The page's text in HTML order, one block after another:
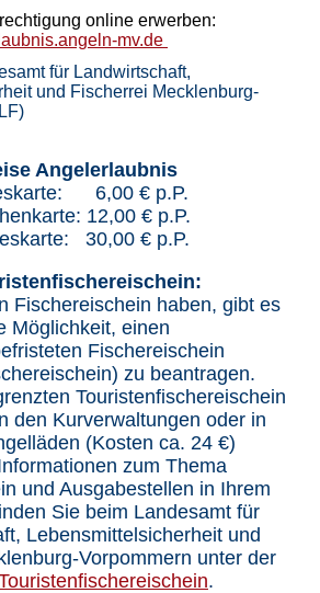
online erwerben:
mv.de
für Landwirtschaft,
und Fischerrei Mecklenburg-
Angelerlaubnis
6,00 € p.P.
12,00 € p.P.
30,00 € p.P.
Fischereischein haben, gibt es
Möglichkeit, einen
Fischereischein
zu beantragen.
Touristenfischereischein
den Kurverwaltungen oder in
(Kosten ca. 24 €)
zum Thema
und Ausgabestellen in Ihrem
Sie beim Landesamt für
Lebensmittelsicherheit und
Vorpommern unter der
.